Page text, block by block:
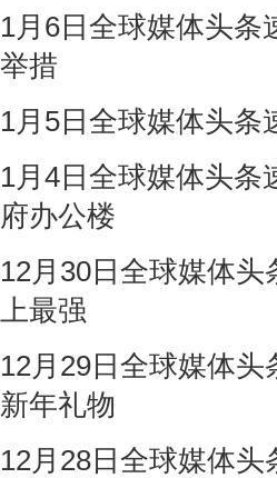
1月6日全球媒体头条
举措
1月5日全球媒体头条
1月4日全球媒体头条
府办公楼
12月30日全球媒体
上最强
12月29日全球媒体
新年礼物
12月28日全球媒体